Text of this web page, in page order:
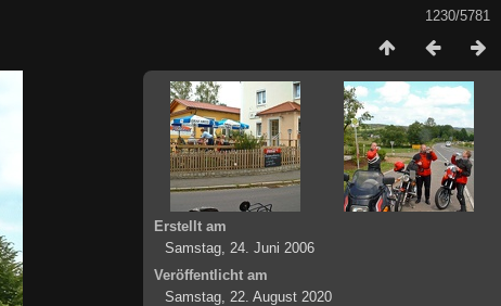
1230/5781
Erstellt am
Samstag, 24. Juni 2006
Veröffentlicht am
Samstag, 22. August 2020